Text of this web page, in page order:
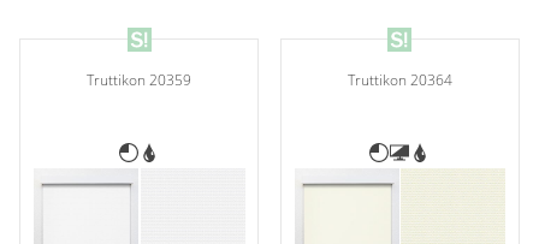
Truttikon 20359 Truttikon 20364